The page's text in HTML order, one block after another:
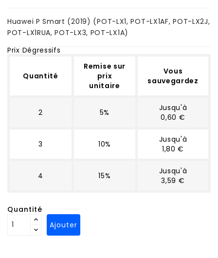
Huawei P Smart (2019) (POT-LX1, POT-LX1AF, POT-LX2J,
POT-LX1RUA, POT-LX3, POT-LX1A)
Prix Dégressifs
Quantité
Remise sur
prix
unitaire
Vous
sauvegardez
2 5%
Jusqu'à
0,60 €
3 10%
Jusqu'à
1,80 €
4 15%
Jusqu'à
3,59 €
Quantité
Ajouter